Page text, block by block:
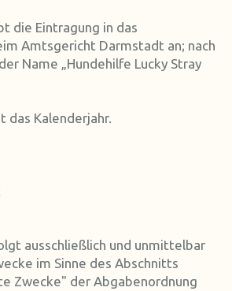
die Eintragung in das
Amtsgericht Darmstadt an; nach
Name „Hundehilfe Lucky Stray
das Kalenderjahr.
ausschließlich und unmittelbar
im Sinne des Abschnitts
Zwecke" der Abgabenordnung